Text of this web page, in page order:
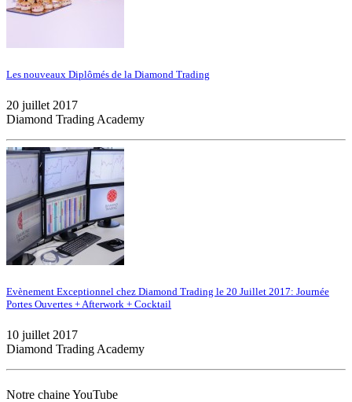
Les nouveaux Diplômés de la Diamond Trading
20 juillet 2017
Diamond Trading Academy
Evènement Exceptionnel chez Diamond Trading le 20 Juillet 2017: Journée
Portes Ouvertes + Afterwork + Cocktail
10 juillet 2017
Diamond Trading Academy
Notre chaine YouTube